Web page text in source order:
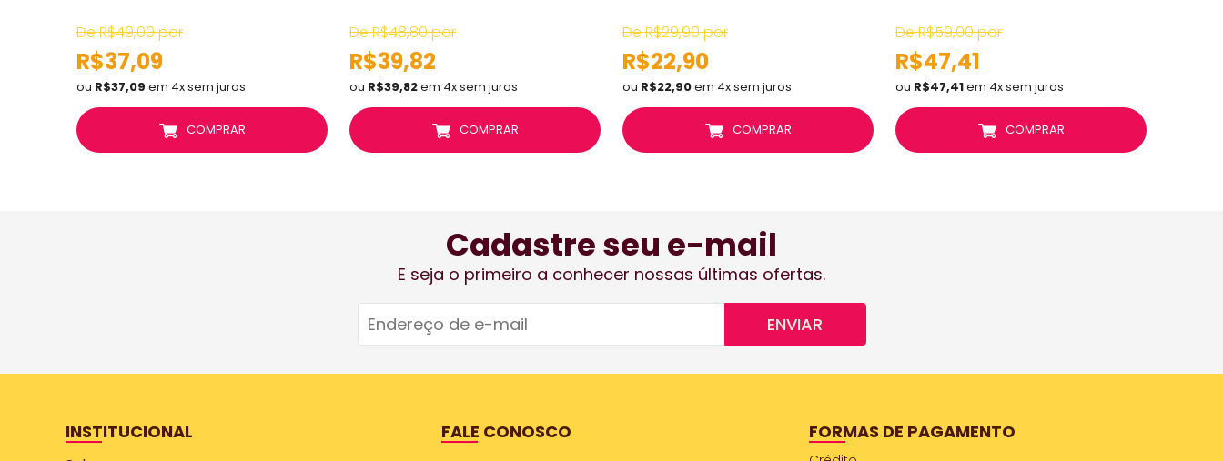
De R$49,00 por
R$37,09
ou R$37,09 em 4x sem juros
COMPRAR
De R$48,80 por
R$39,82
ou R$39,82em 4x sem juros
COMPRAR
De R$29,90 por
R$22,90
ou R$22,90em 4x sem juros
COMPRAR
De R$59,00 por
R$47,41
ou R$47,41em 4x sem juros
COMPRAR
Cadastre seu e-mail
E seja o primeiro a conhecer nossas últimas ofertas.
ENVIAR
INSTITUCIONAL FALE CONOSCO FORMAS DE PAGAMENTO